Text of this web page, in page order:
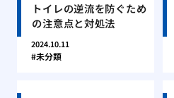
トイレの逆流を防ぐため
の注意点と対処法
2024.10.11
未分類